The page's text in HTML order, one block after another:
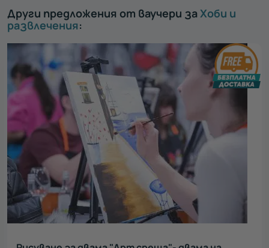
Други предложения от ваучери заХоби и
развлечения: